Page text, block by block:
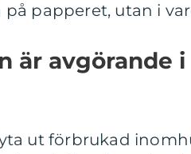
papperet, utan i
är avgörande i
ut förbrukad